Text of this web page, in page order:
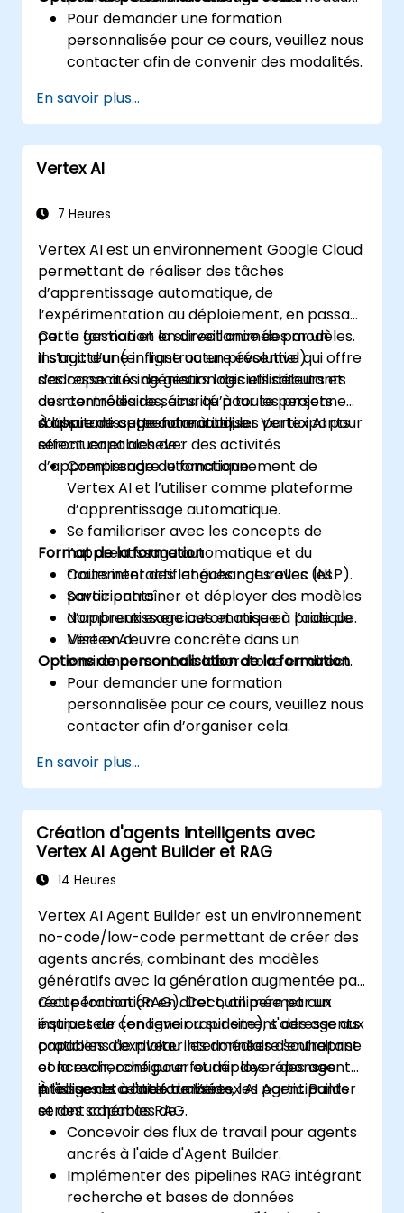
Pour demander une formation
personnalisée pour ce cours, veuillez nous
contacter afin de convenir des modalités.
En savoir plus...
Vertex AI
7 Heures
Vertex AI est un environnement Google Cloud
permettant de réaliser des tâches
d’apprentissage automatique, de
l’expérimentation au déploiement, en passant
par la gestion et la surveillance des modèles.
Il s’agit d’une infrastructure évolutive qui offre
des capacités de gestion des utilisateurs et
des contrôles de sécurité pour les projets
d’apprentissage automatique.
Cette formation en direct animée par un
instructeur (en ligne ou en présentiel)
s’adresse aux ingénieurs logiciels débutants
ou intermédiaires, ainsi qu’à toute personne
souhaitant apprendre à utiliser Vertex AI pour
effectuer et achever des activités
d’apprentissage automatique.
À l’issue de cette formation, les participants
seront capables de :
Comprendre le fonctionnement de
Vertex AI et l’utiliser comme plateforme
d’apprentissage automatique.
Se familiariser avec les concepts de
l’apprentissage automatique et du
traitement des langues naturelles (NLP).
Savoir entraîner et déployer des modèles
d’apprentissage automatique à l’aide de
Vertex AI.
Format de la formation
Cours interactif et échanges avec les
participants.
Nombreux exercices et mise en pratique.
Mise en œuvre concrète dans un
environnement de laboratoire en direct.
Options de personnalisation de la formation
Pour demander une formation
personnalisée pour ce cours, veuillez nous
contacter afin d’organiser cela.
En savoir plus...
Création d'agents intelligents avec
Vertex AI Agent Builder et RAG
14 Heures
Vertex AI Agent Builder est un environnement
no-code/low-code permettant de créer des
agents ancrés, combinant des modèles
génératifs avec la génération augmentée par
récupération (RAG). Cet outil permet aux
équipes de concevoir rapidement des agents
capables d'exploiter les données d'entreprise
et la recherche pour fournir des réponses
précises et contextualisées.
Cette formation en direct, animée par un
instructeur (en ligne ou sur site), s'adresse aux
praticiens de niveau intermédiaire souhaitant
concevoir, configurer et déployer des agents
intelligents à l'aide de Vertex AI Agent Builder
et des schémas RAG.
À l'issue de cette formation, les participants
seront capables de :
Concevoir des flux de travail pour agents
ancrés à l'aide d'Agent Builder.
Implémenter des pipelines RAG intégrant
recherche et bases de données